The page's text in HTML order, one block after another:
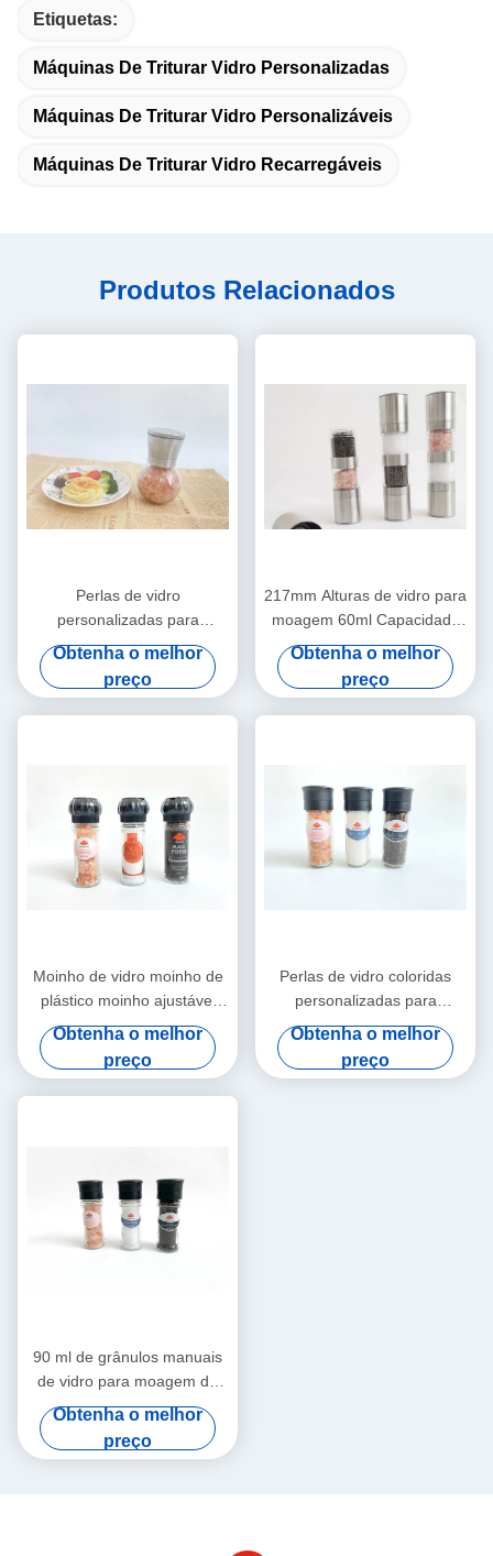
Etiquetas:
Máquinas De Triturar Vidro Personalizadas
Máquinas De Triturar Vidro Personalizáveis
Máquinas De Triturar Vidro Recarregáveis
Produtos Relacionados
Perlas de vidro
personalizadas para
moagem de altura 127mm
para trabalho de precisão
Obtenha o melhor
preço
217mm Alturas de vidro para
moagem 60ml Capacidade
Experiência de moagem
Obtenha o melhor
preço
Moinho de vidro moinho de
plástico moinho ajustável
100 ml recarregável
Obtenha o melhor
preço
Perlas de vidro coloridas
personalizadas para
moagem feitas de frasco de
Obtenha o melhor
preço
90 ml de grânulos manuais
de vidro para moagem de
material de vidro de frasco
Obtenha o melhor
preço